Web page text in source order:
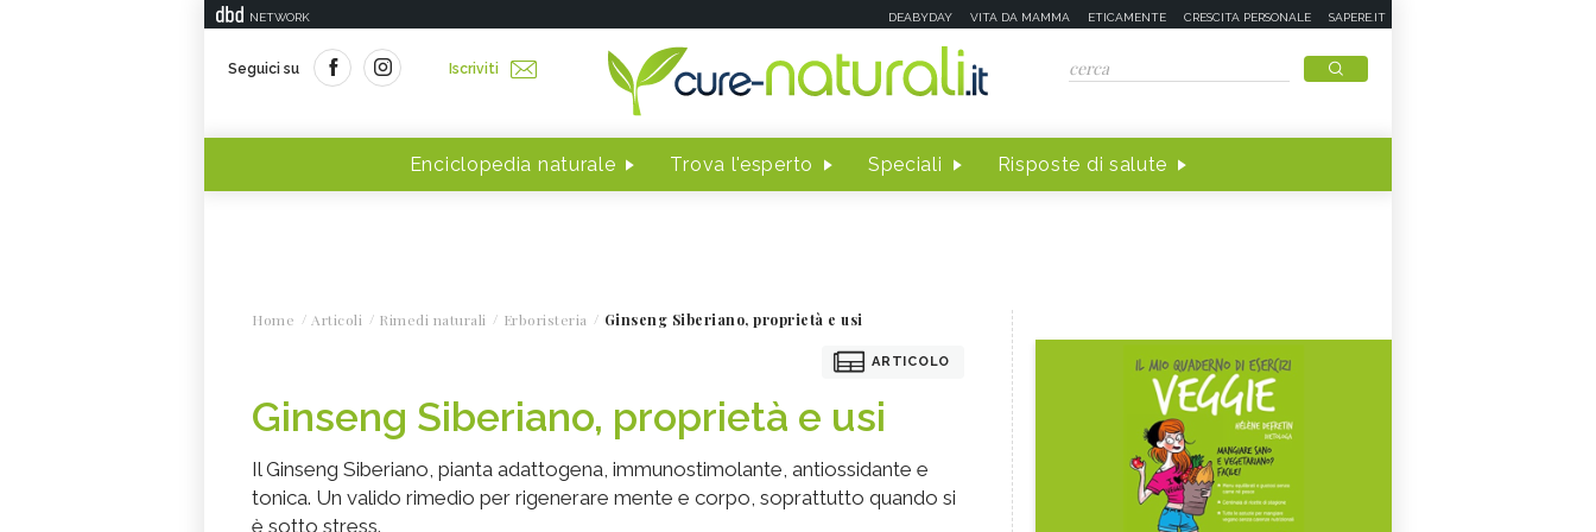
NETWORK DEABYDAY VITA DA MAMMA ETICAMENTE CRESCITA PERSONALE SAPERE.IT
Seguici su Iscriviti
Enciclopedia naturale Trova l'esperto Speciali Risposte di salute
Home Articoli Rimedi naturali Erboristeria Ginseng Siberiano, proprietà e usi
ARTICOLO
Ginseng Siberiano, proprietà e usi
Il Ginseng Siberiano, pianta adattogena, immunostimolante, antiossidante e
tonica. Un valido rimedio per rigenerare mente e corpo, soprattutto quando si
è sotto stress.